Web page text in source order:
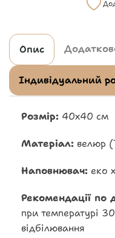
Опис
Індивідуальний
Розмір: 40х40 см
Матеріал: велюр
Наповнювач: еко
Рекомендації по
при температурі
відбілювання